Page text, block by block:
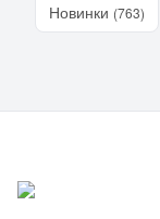
Новинки (763)